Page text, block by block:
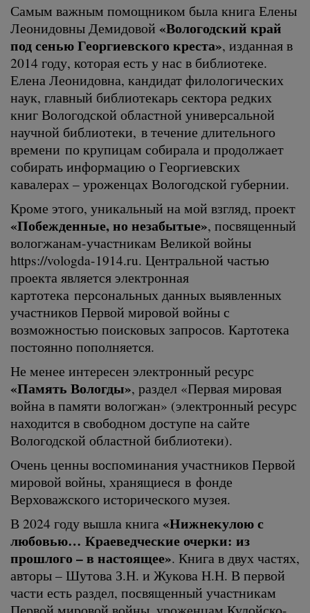
Самым важным помощником была книга Елены
Леонидовны Демидовой «Вологодский край
под сенью Георгиевского креста», изданная в
2014 году, которая есть у нас в библиотеке.
Елена Леонидовна, кандидат филологических
наук, главный библиотекарь сектора редких
книг Вологодской областной универсальной
научной библиотеки, в течение длительного
времени по крупицам собирала и продолжает
собирать информацию о Георгиевских
кавалерах – уроженцах Вологодской губернии.
Кроме этого, уникальный на мой взгляд, проект
«Побежденные, но незабытые», посвященный
вологжанам-участникам Великой войны
https://vologda-1914.ru. Центральной частью
проекта является электронная
картотека персональных данных выявленных
участников Первой мировой войны с
возможностью поисковых запросов. Картотека
постоянно пополняется.
Не менее интересен электронный ресурс
«Память Вологды», раздел «Первая мировая
война в памяти вологжан» (электронный ресурс
находится в свободном доступе на сайте
Вологодской областной библиотеки).
Очень ценны воспоминания участников Первой
мировой войны, хранящиеся в фонде
Верховажского исторического музея.
В 2024 году вышла книга «Нижнекулою с
любовью… Краеведческие очерки: из
прошлого – в настоящее». Книга в двух частях,
авторы – Шутова З.Н. и Жукова Н.Н. В первой
части есть раздел, посвященный участникам
Первой мировой войны, уроженцам Кулойско-